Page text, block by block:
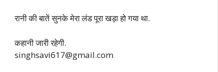
रानी की बातें सुनके मेरा लंड पूरा खड़ा हो गया था.
कहानी जारी रहेगी.
singhsavi617@gmail.com